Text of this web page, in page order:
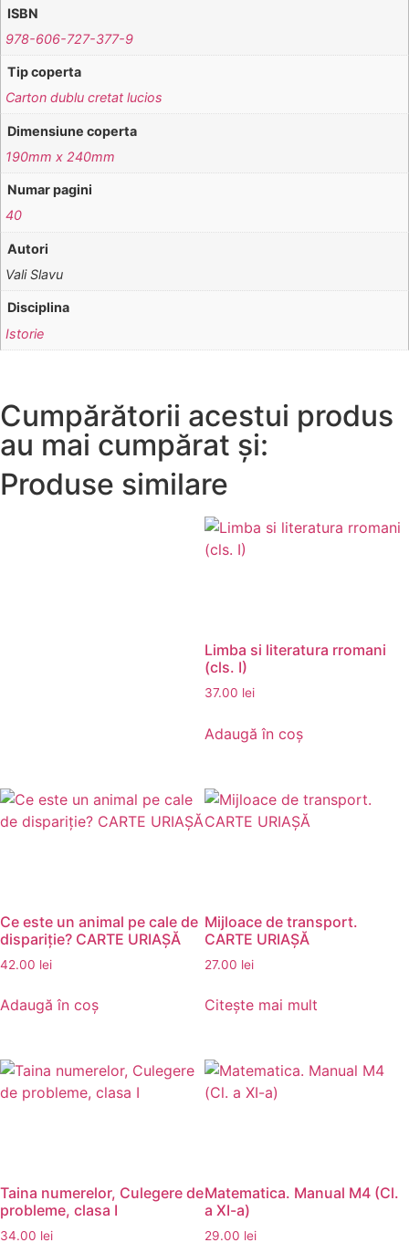
ISBN
978-606-727-377-9
Tip coperta
Carton dublu cretat lucios
Dimensiune coperta
190mm x 240mm
Numar pagini
40
Autori
Vali Slavu
Disciplina
Istorie
Cumpărătorii acestui produs
au mai cumpărat și:
Produse similare
Limba si literatura rromani
(cls. I)
37.00 lei
Adaugă în coș
Ce este un animal pe cale de
dispariţie? CARTE URIAŞĂ
42.00 lei
Adaugă în coș
Mijloace de transport.
CARTE URIAȘĂ
27.00 lei
Citește mai mult
Taina numerelor, Culegere de
probleme, clasa I
34.00 lei
Matematica. Manual M4 (Cl.
a XI-a)
29.00 lei